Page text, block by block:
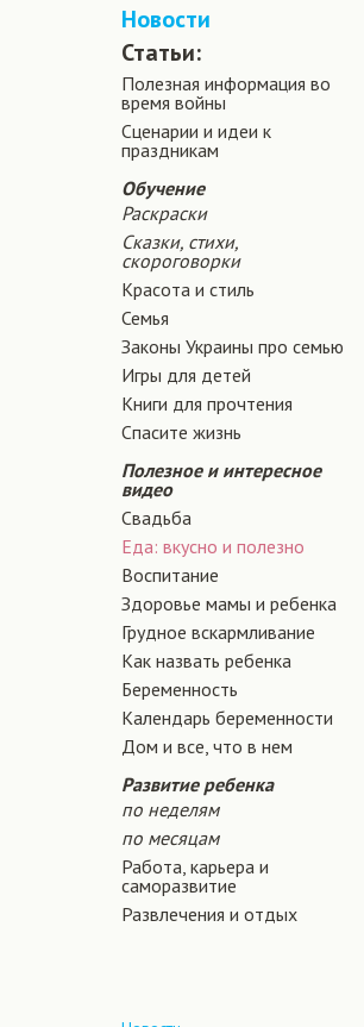
Новости
Статьи:
Полезная информация во
время войны
Сценарии и идеи к
праздникам
Обучение
Раскраски
Сказки, стихи,
скороговорки
Красота и стиль
Семья
Законы Украины про семью
Игры для детей
Книги для прочтения
Спасите жизнь
Полезное и интересное
видео
Свадьба
Еда: вкусно и полезно
Воспитание
Здоровье мамы и ребенка
Грудное вскармливание
Как назвать ребенка
Беременность
Календарь беременности
Дом и все, что в нем
Развитие ребенка
по неделям
по месяцам
Работа, карьера и
саморазвитие
Развлечения и отдых